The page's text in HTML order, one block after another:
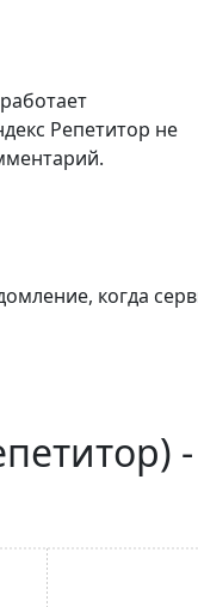
Репетитор не
когда